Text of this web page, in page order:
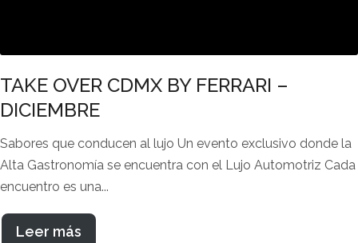
TAKE OVER CDMX BY FERRARI –
DICIEMBRE
Sabores que conducen al lujo Un evento exclusivo donde la
Alta Gastronomía se encuentra con el Lujo Automotriz Cada
encuentro es una...
Leer más